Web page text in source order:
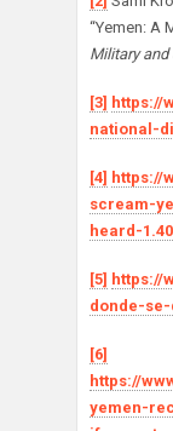
“Yemen: A
Military
[3] https://
national-
[4] https://
scream-
heard-
[5] https://
donde-
[6]
https://
yemen-